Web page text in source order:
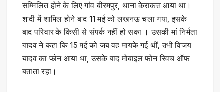
सम्मिलित होने के लिए गांव बीरमपुर, थाना केराकत आया था।
शादी में शामिल होने बाद 11 मई को लखनऊ चला गया, इसके
बाद परिवार के किसी से संपर्क नहीं हो सका । उसकी मां निर्मला
यादव ने कहा कि 15 मई को जब वह मायके गई थीं, तभी विजय
यादव का फोन आया था, उसके बाद मोबाइल फोन स्विच ऑफ
बताता रहा।